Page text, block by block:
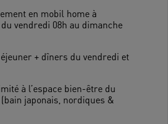
en mobil home à
vendredi 08h au dimanche
+ dîners du vendredi et
à l’espace bien-être du
japonais, nordiques &